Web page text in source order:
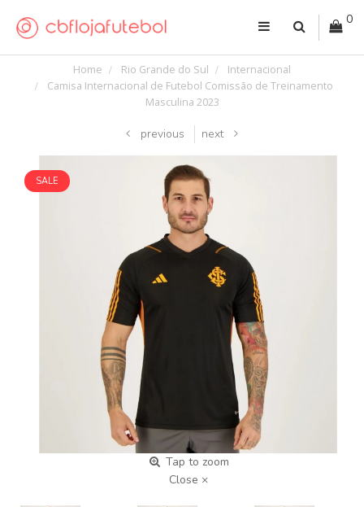
0
Home Rio Grande do Sul
Internacional
Camisa Internacional de Futebol Comissão de Treinamento
Masculina 2023
previous next
SALE
Tap to zoom
Close ×